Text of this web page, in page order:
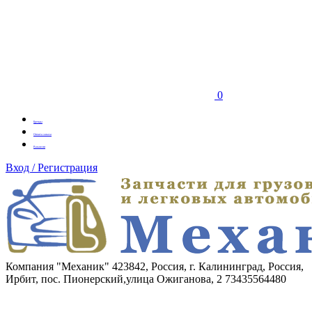
0
Бренды
Оплата заказа
Вакансии
Вход / Регистрация
Компания "Механик" 423842, Россия, г. Калининград, Россия,
Ирбит, пос. Пионерский,улица Ожиганова, 2 73435564480